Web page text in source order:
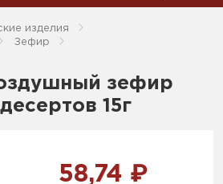
изделия
Зефир
зефир
15г
58,74 ₽